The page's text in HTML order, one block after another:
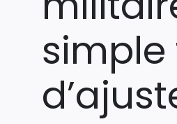
simple